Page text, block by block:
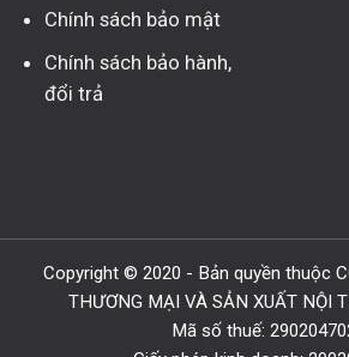
Chính sách bảo mật
Chính sách bảo hành,
đổi trả
Copyright © 2020 - Bản quyền thuộc
THƯƠNG MẠI VÀ SẢN XUẤT NỘI
Mã số thuế: